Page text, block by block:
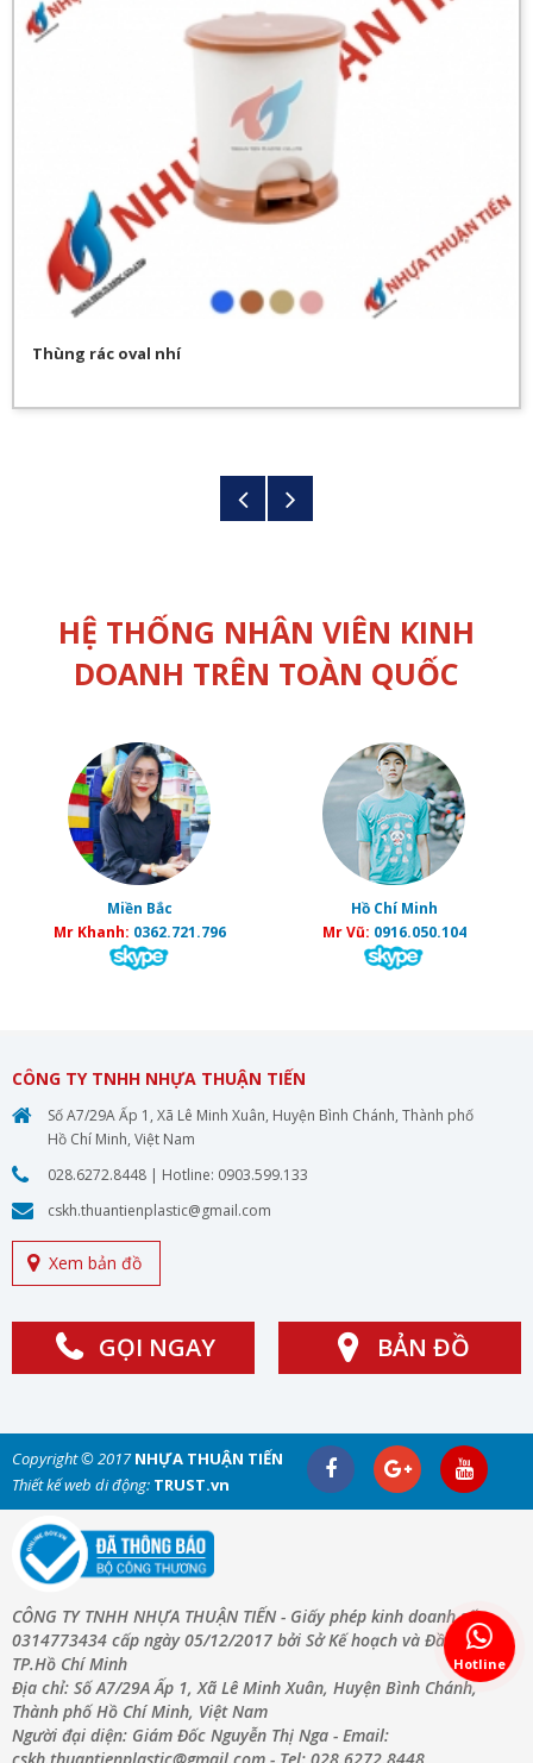
Thùng rác oval nhí
HỆ THỐNG NHÂN VIÊN KINH
DOANH TRÊN TOÀN QUỐC
Miền Bắc
Mr Khanh: 0362.721.796
Hồ Chí Minh
Mr Vũ: 0916.050.104
CÔNG TY TNHH NHỰA THUẬN TIẾN
Số A7/29A Ấp 1, Xã Lê Minh Xuân, Huyện Bình Chánh, Thành phố
Hồ Chí Minh, Việt Nam
028.6272.8448 | Hotline: 0903.599.133
cskh.thuantienplastic@gmail.com
Xem bản đồ
GỌI NGAY BẢN ĐỒ
Copyright © 2017NHỰA THUẬN TIẾN
Thiết kế web di động: TRUST.vn
CÔNG TY TNHH NHỰA THUẬN TIẾN - Giấy phép kinh doanh số:
0314773434 cấp ngày 05/12/2017 bởi Sở Kế hoạch và Đầu Tư
TP.Hồ Chí Minh
Địa chỉ: Số A7/29A Ấp 1, Xã Lê Minh Xuân, Huyện Bình Chánh,
Thành phố Hồ Chí Minh, Việt Nam
Người đại diện: Giám Đốc Nguyễn Thị Nga - Email:
Hotline